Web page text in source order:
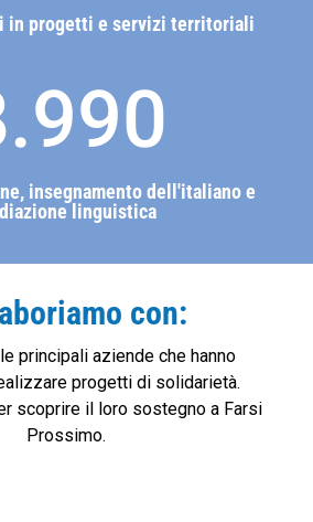
in progetti e servizi territoriali
insegnamento dell'italiano e
linguistica
con:
principali aziende che hanno
progetti di solidarietà.
scoprire il loro sostegno a Farsi
Prossimo.